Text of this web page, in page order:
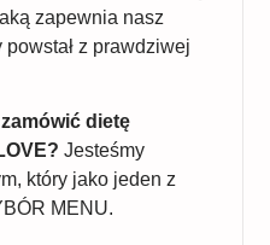
zapewnia nasz
z prawdziwej
dietę
Jesteśmy
który jako jeden z
MENU.